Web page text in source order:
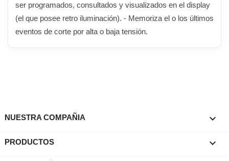
ser programados, consultados y visualizados en el display
(el que posee retro iluminación). - Memoriza el o los últimos
eventos de corte por alta o baja tensión.
NUESTRA COMPAÑIA 
PRODUCTOS 